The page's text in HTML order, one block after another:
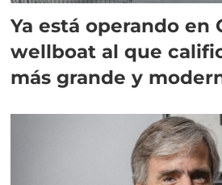
Ya está operando en
wellboat al que
más grande y